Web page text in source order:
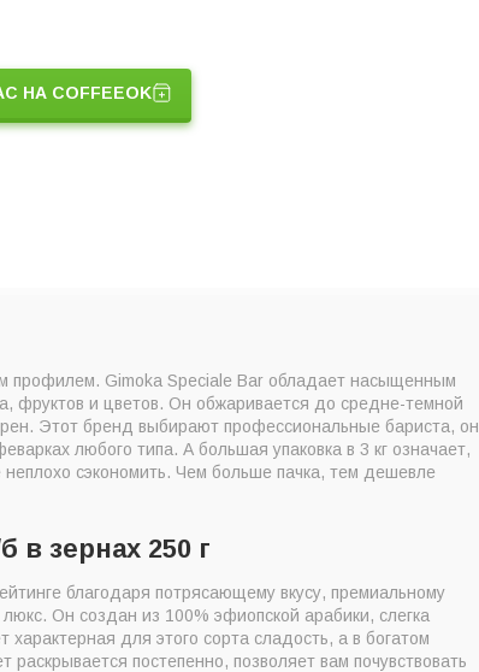
НА COFFEEOK
профилем. Gimoka Speciale Bar обладает насыщенным
фруктов и цветов. Он обжаривается до средне-темной
Этот бренд выбирают профессиональные бариста, он
любого типа. А большая упаковка в 3 кг означает,
сэкономить. Чем больше пачка, тем дешевле
в зернах 250 г
благодаря потрясающему вкусу, премиальному
Он создан из 100% эфиопской арабики, слегка
для этого сорта сладость, а в богатом
постепенно, позволяет вам почувствовать